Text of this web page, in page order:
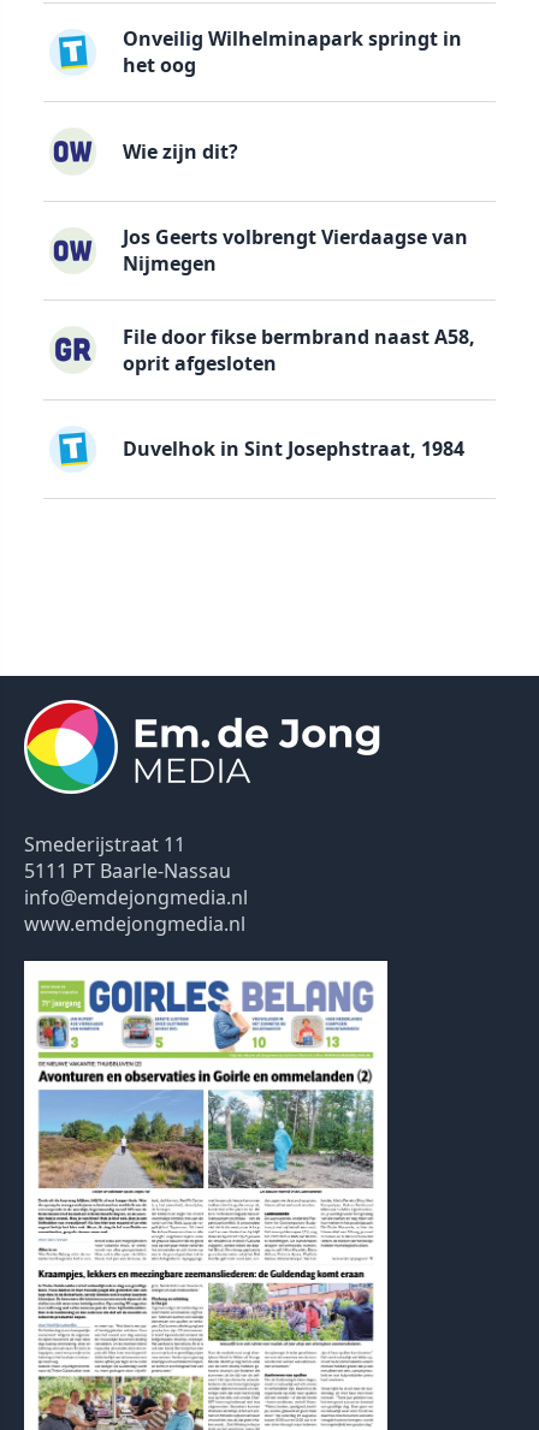
Onveilig Wilhelminapark springt in
het oog
Wie zijn dit?
Jos Geerts volbrengt Vierdaagse van
Nijmegen
File door fikse bermbrand naast A58,
oprit afgesloten
Duvelhok in Sint Josephstraat, 1984
Smederijstraat 11
5111 PT Baarle-Nassau
info@emdejongmedia.nl
www.emdejongmedia.nl